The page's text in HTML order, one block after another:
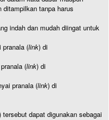
tanpa harus
indah dan mudah diingat untuk
pranala (link) di
(link) di
pranala (link) di
tersebut dapat digunakan sebagai